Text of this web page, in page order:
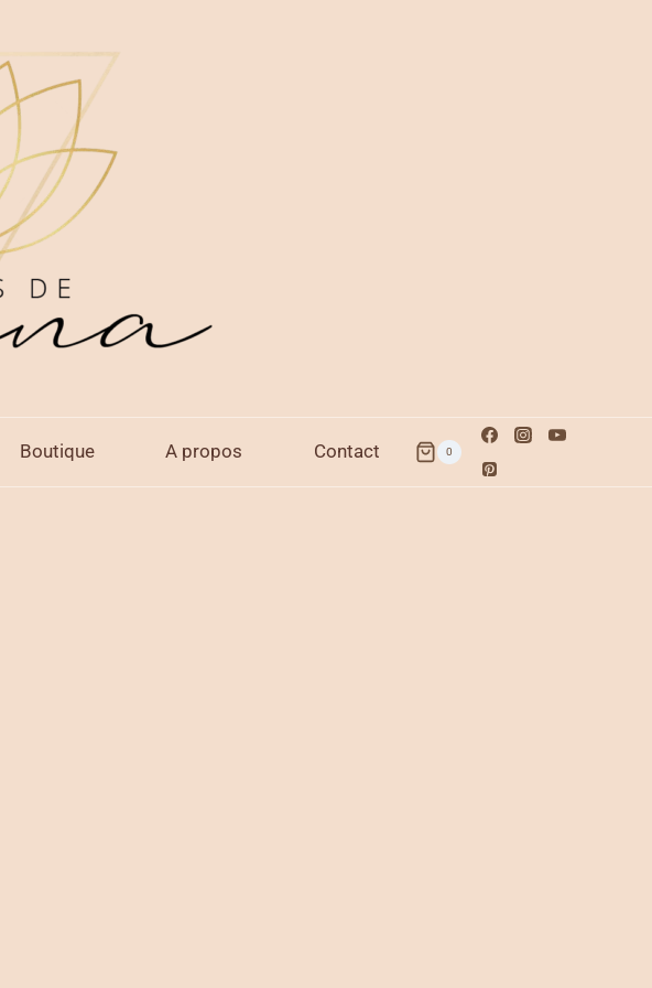
Boutique A propos Contact 0